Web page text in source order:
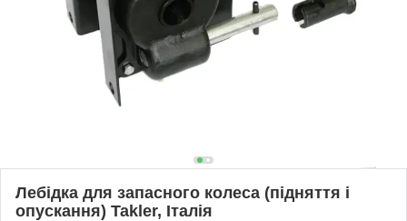
Лебідка для запасного колеса (підняття і
опускання) Takler, Італія